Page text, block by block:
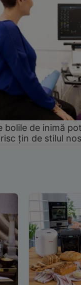
bolile de inimă
țin de stilul